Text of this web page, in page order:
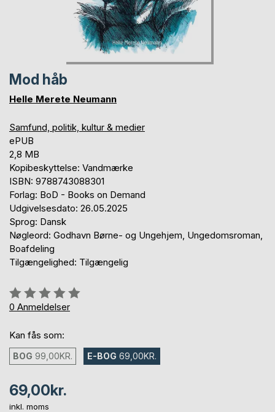
Mod håb
Helle Merete Neumann
Samfund, politik, kultur & medier
ePUB
2,8 MB
Kopibeskyttelse: Vandmærke
ISBN: 9788743088301
Forlag: BoD - Books on Demand
Udgivelsesdato: 26.05.2025
Sprog: Dansk
Nøgleord: Godhavn Børne- og Ungehjem, Ungedomsroman,
Boafdeling
Tilgængelighed: Tilgængelig
Anmeldelse::
0%
0 Anmeldelser
Kan fås som:
BOG 99,00KR. E-BOG 69,00KR.
69,00kr.
inkl. moms